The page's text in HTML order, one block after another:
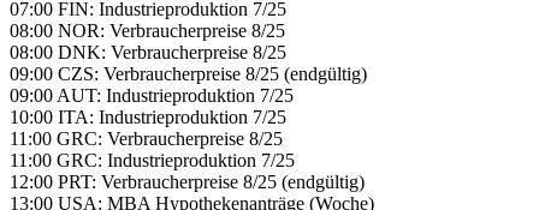
07:00 FIN: Industrieproduktion 7/25
08:00 NOR: Verbraucherpreise 8/25
08:00 DNK: Verbraucherpreise 8/25
09:00 CZS: Verbraucherpreise 8/25 (endgültig)
09:00 AUT: Industrieproduktion 7/25
10:00 ITA: Industrieproduktion 7/25
11:00 GRC: Verbraucherpreise 8/25
11:00 GRC: Industrieproduktion 7/25
12:00 PRT: Verbraucherpreise 8/25 (endgültig)
13:00 USA: MBA Hypothekenanträge (Woche)